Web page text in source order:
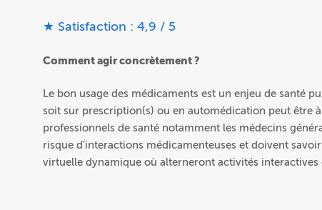
★ Satisfaction : 4,9 / 5
Comment agir concrètement ?
Le bon usage des médicaments est un enjeu de santé
soit sur prescription(s) ou en automédication peut être
professionnels de santé notamment les médecins
risque d’interactions médicamenteuses et doivent
virtuelle dynamique où alterneront activités interactives